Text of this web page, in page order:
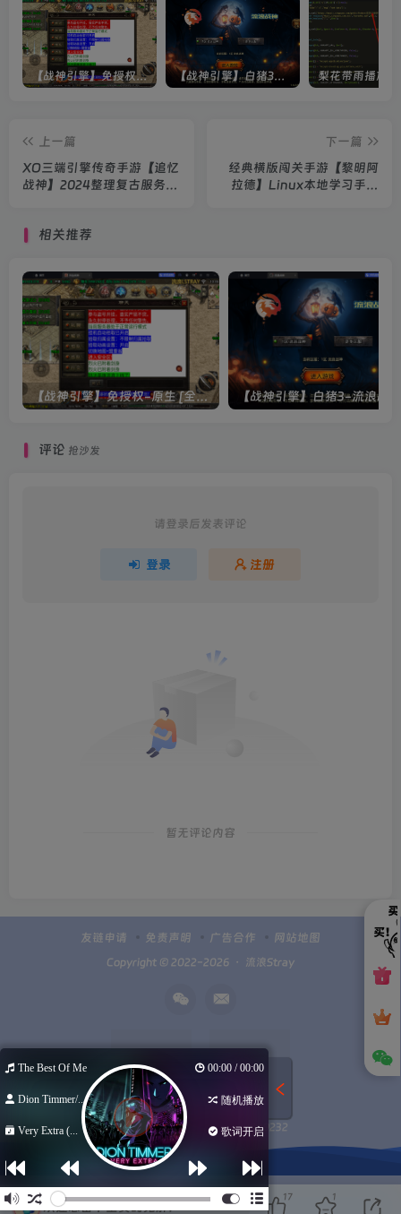
【战神引擎】免授权-原生 [全屏自动拾取] 插件 + 配置教程（更新修复版，具体自测） 【战神引擎】白猪3-流浪战神3神技8大陆全屏拾取版特色服务端+生肖+转生+秘境+神魔+双端+教程(更新眼神拾取)
上一篇
XO三端引擎传奇手游【追忆
战神】2024整理复古服务端
下一篇
经典横版闯关手游【黎明阿
拉德】Linux本地学习手工
相关推荐
【战神引擎】免授权-原生 [全屏自动拾取] 插件 + 配置教程（更新修复版，具体自测）
评论 抢沙发
请登录后发表评论
登录 注册
暂无评论内容
友链申请 免责声明 广告合作 网站地图
Copyright © 2022-2026 ・ 流浪Stray
扫码加微信 Q群100949232
欢迎您留下宝贵的见解！
17 1
The Best Of Me 00:00 / 00:00
Dion Timmer/... 随机播放
Very Extra (... 歌词开启